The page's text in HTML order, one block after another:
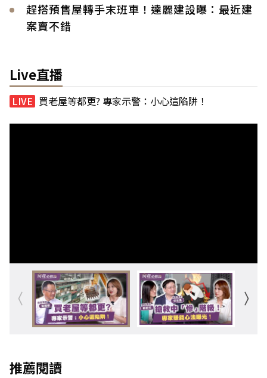
趕搭預售屋轉手末班車！達麗建設曝：最近建
案賣不錯
Live直播
買老屋等都更? 專家示警：小心這陷阱！
推薦閱讀